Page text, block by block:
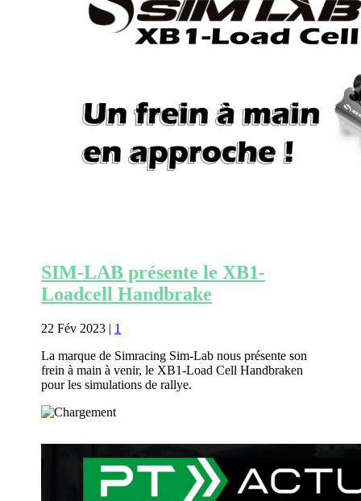
SIM-LAB présente le XB1-
Loadcell Handbrake
22 Fév 2023 | 1
La marque de Simracing Sim-Lab nous présente son
frein à main à venir, le XB1-Load Cell Handbraken
pour les simulations de rallye.